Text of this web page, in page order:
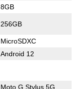
8GB
256GB
MicroSDXC
Android 12
Moto G Stylus 5G